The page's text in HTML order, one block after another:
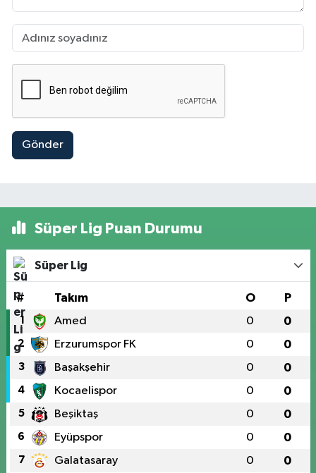
Gönder
Süper Lig Puan Durumu
Süper Lig
# Takım O P
1 Amed 0 0
2 Erzurumspor FK 0 0
3 Başakşehir 0 0
4 Kocaelispor 0 0
5 Beşiktaş 0 0
6 Eyüpspor 0 0
7 Galatasaray 0 0